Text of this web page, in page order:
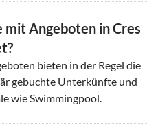
Angeboten in Cres
bieten in der Regel die
gebuchte Unterkünfte und
wie Swimmingpool.